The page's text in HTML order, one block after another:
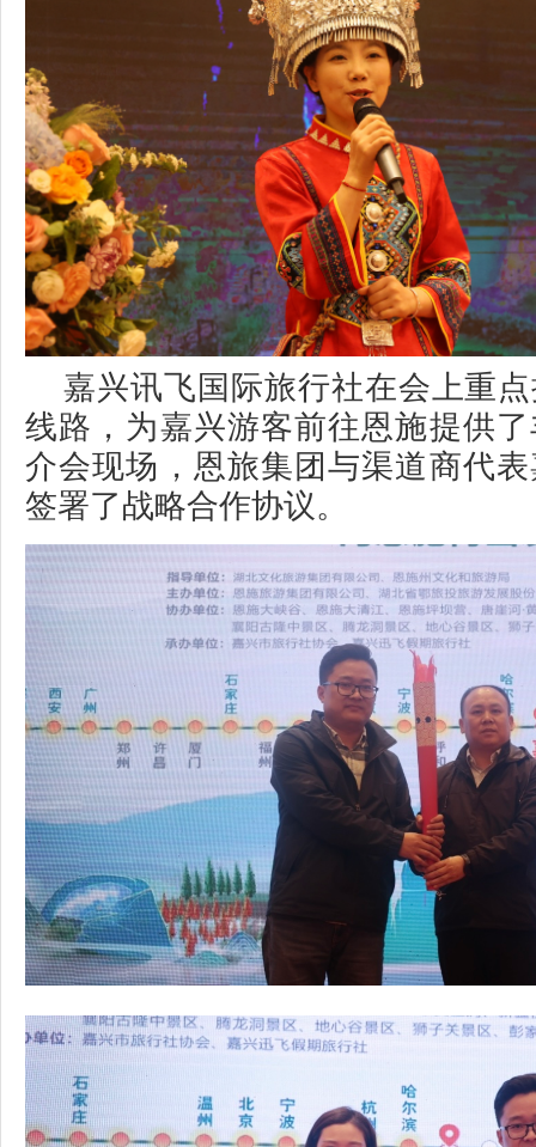
嘉兴讯飞国际旅行社在会上重
线路，为嘉兴游客前往恩施提供
介会现场，恩旅集团与渠道商代
签署了战略合作协议。